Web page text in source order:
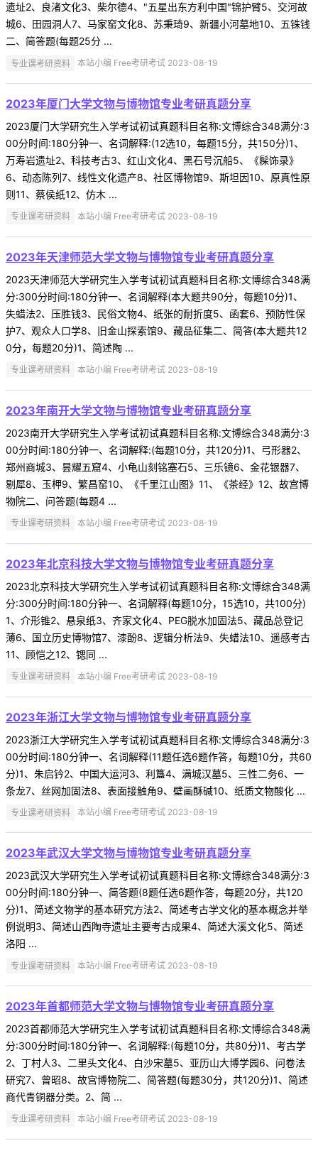
遗址2、良渚文化3、柴尔德4、"五星出东方利中国"锦护臂5、交河故
城6、田园洞人7、马家窑文化8、苏秉琦9、新疆小河墓地10、五铢钱
二、简答题(每题25分 ...
专业课考研资料 本站小编 Free考研考试 2023-08-19
2023年厦门大学文物与博物馆专业考研真题分享
2023厦门大学研究生入学考试初试真题科目名称:文博综合348满分:3
00分时间:180分钟一、名词解释:(12选10，每题15分，共150分)1、
万寿岩遗址2、科技考古3、红山文化4、黑石号沉船5、《髹饰录》
6、动态陈列7、线性文化遗产8、社区博物馆9、斯坦因10、原真性原
则11、蔡侯纸12、仿木 ...
专业课考研资料 本站小编 Free考研考试 2023-08-19
2023年天津师范大学文物与博物馆专业考研真题分享
2023天津师范大学研究生入学考试初试真题科目名称:文博综合348满
分:300分时间:180分钟一、名词解释(本大题共90分，每题10分)1、
失蜡法2、压胜钱3、民俗文物4、纸张的耐折度5、函套6、预防性保
护7、观众人口学8、旧金山探索馆9、藏品征集二、简答(本大题共12
0分，每题20分)1、简述陶 ...
专业课考研资料 本站小编 Free考研考试 2023-08-19
2023年南开大学文物与博物馆专业考研真题分享
2023南开大学研究生入学考试初试真题科目名称:文博综合348满分:3
00分时间:180分钟一、名词解释:(每题10分，共120分)1、弓形器2、
郑州商城3、昙耀五窟4、小龟山刻铭塞石5、三乐镜6、金花银器7、
剔犀8、玉柙9、繁昌窑10、《千里江山图》11、《茶经》12、故宫博
物院二、问答题(每题4 ...
专业课考研资料 本站小编 Free考研考试 2023-08-19
2023年北京科技大学文物与博物馆专业考研真题分享
2023北京科技大学研究生入学考试初试真题科目名称:文博综合348满
分:300分时间:180分钟一、名词解释(每题10分，15选10，共100分)
1、介形锥2、悬泉纸3、齐家文化4、PEG脱水加固法5、藏品总登记
薄6、国立历史博物馆7、漆酚8、逻辑分析法9、失蜡法10、遥感考古
11、顾恺之12、锶同 ...
专业课考研资料 本站小编 Free考研考试 2023-08-19
2023年浙江大学文物与博物馆专业考研真题分享
2023浙江大学研究生入学考试初试真题科目名称:文博综合348满分:3
00分时间:180分钟一、名词解释(11题任选6题作答，每题10分，共60
分)1、朱启钤2、中国大运河3、利簋4、满城汉墓5、三性二务6、一
条龙7、丝网加固法8、表面接触角9、壁画酥碱10、纸质文物酸化 ...
专业课考研资料 本站小编 Free考研考试 2023-08-19
2023年武汉大学文物与博物馆专业考研真题分享
2023武汉大学研究生入学考试初试真题科目名称:文博综合348满分:3
00分时间:180分钟一、简答题(8题任选6题作答，每题20分，共120
分)1、简述文物学的基本研究方法2、简述考古学文化的基本概念并举
例说明3、简述山西陶寺遗址主要考古成果4、简述大溪文化5、简述
洛阳 ...
专业课考研资料 本站小编 Free考研考试 2023-08-19
2023年首都师范大学文物与博物馆专业考研真题分享
2023首都师范大学研究生入学考试初试真题科目名称:文博综合348满
分:300分时间:180分钟一、名词解释:(每题10分，共80分)1、考古学
2、丁村人3、二里头文化4、白沙宋墓5、亚历山大博学园6、问卷法
研究7、曾昭8、故宫博物院二、简答题(每题30分，共120分)1、简述
商代青铜器分类。2、简 ...
专业课考研资料 本站小编 Free考研考试 2023-08-19